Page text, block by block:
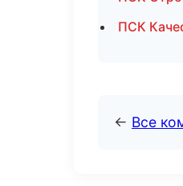
ПСК
← Все